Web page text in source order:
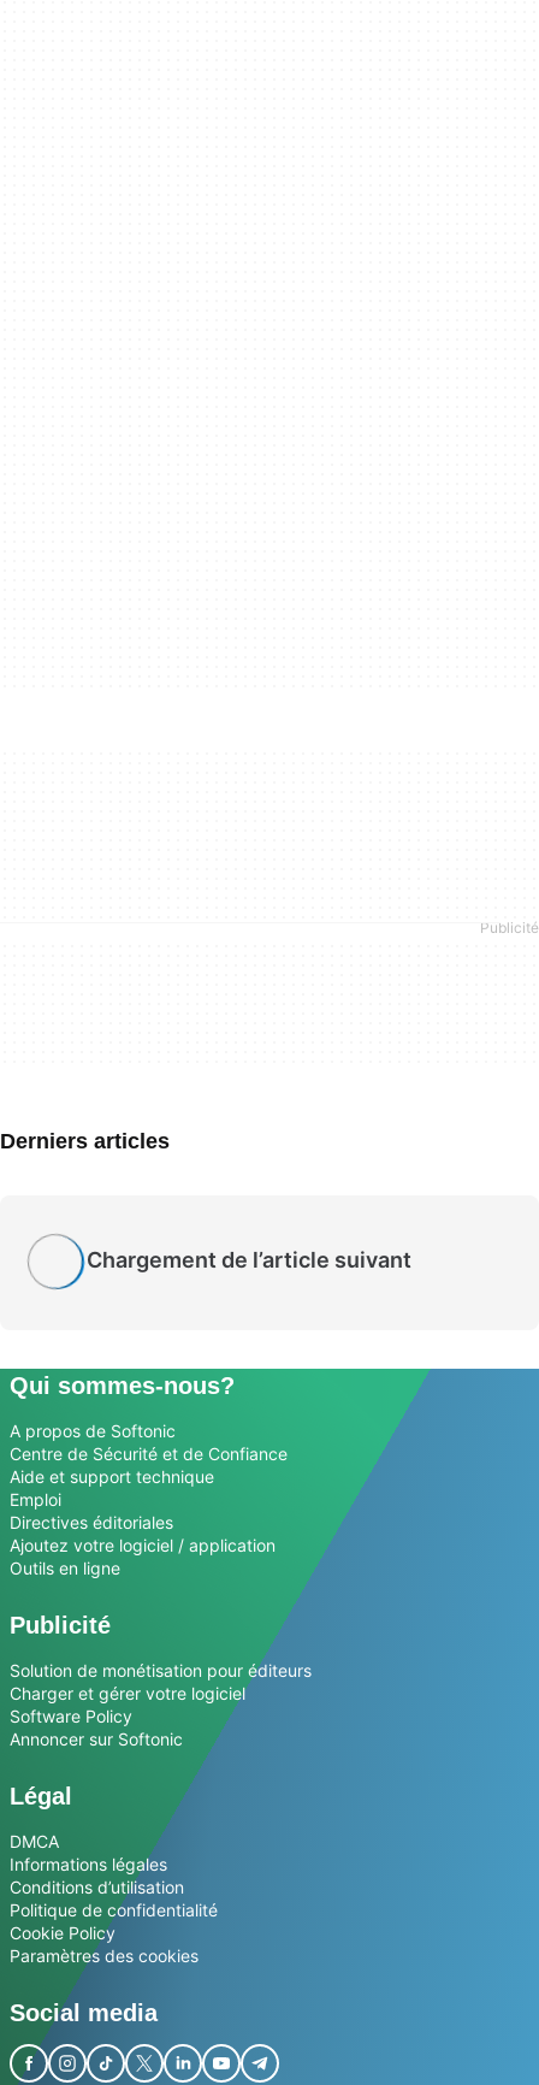
Derniers articles
Chargement de l’article suivant
Qui sommes-nous?
A propos de Softonic
Centre de Sécurité et de Confiance
Aide et support technique
Emploi
Directives éditoriales
Ajoutez votre logiciel / application
Outils en ligne
Publicité
Solution de monétisation pour éditeurs
Charger et gérer votre logiciel
Software Policy
Annoncer sur Softonic
Légal
DMCA
Informations légales
Conditions d’utilisation
Politique de confidentialité
Cookie Policy
Paramètres des cookies
Social media